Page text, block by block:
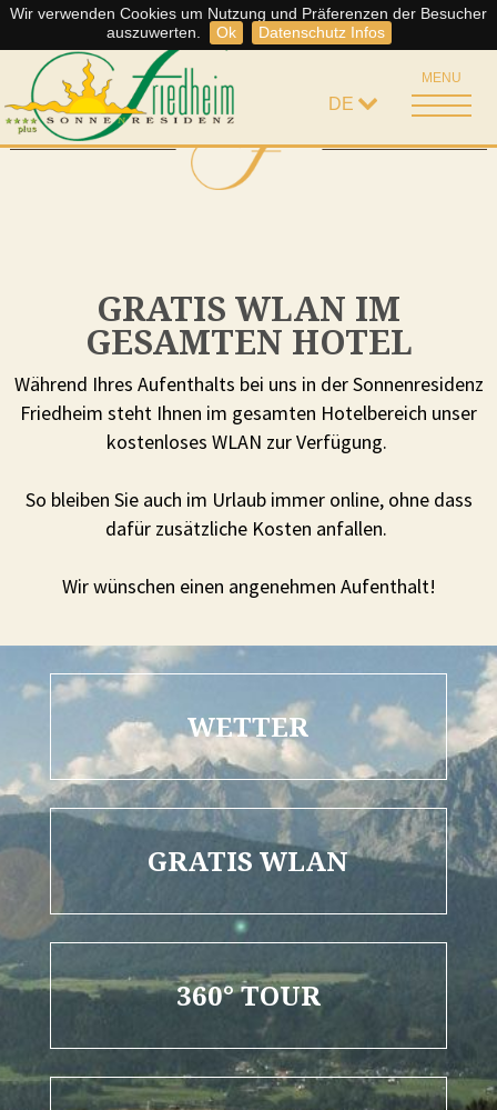
Wir verwenden Cookies um Nutzung und Präferenzen der Besucher
auszuwerten.
Ok Datenschutz Infos
Storno Regelung
DE
MENU
GRATIS WLAN IM
GESAMTEN HOTEL
Während Ihres Aufenthalts bei uns in der Sonnenresidenz
Friedheim steht Ihnen im gesamten Hotelbereich unser
kostenloses WLAN zur Verfügung.
So bleiben Sie auch im Urlaub immer online, ohne dass
dafür zusätzliche Kosten anfallen.
Wir wünschen einen angenehmen Aufenthalt!
WETTER
GRATIS WLAN
360° TOUR